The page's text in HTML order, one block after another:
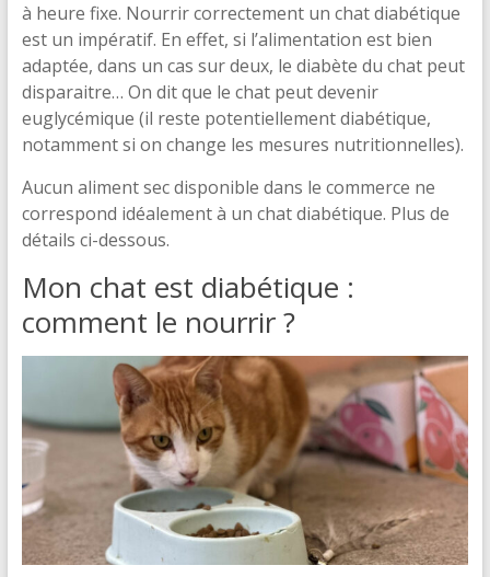
à heure fixe. Nourrir correctement un chat diabétique
est un impératif. En effet, si l’alimentation est bien
adaptée, dans un cas sur deux, le diabète du chat peut
disparaitre… On dit que le chat peut devenir
euglycémique (il reste potentiellement diabétique,
notamment si on change les mesures nutritionnelles).
Aucun aliment sec disponible dans le commerce ne
correspond idéalement à un chat diabétique. Plus de
détails ci-dessous.
Mon chat est diabétique :
comment le nourrir ?